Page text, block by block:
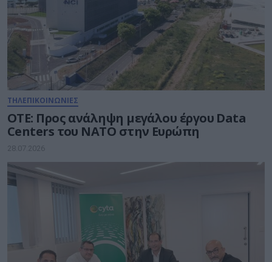
ΤΗΛΕΠΙΚΟΙΝΩΝΙΕΣ
ΟΤΕ: Προς ανάληψη μεγάλου έργου Data
Centers του ΝΑΤΟ στην Ευρώπη
28.07.2026